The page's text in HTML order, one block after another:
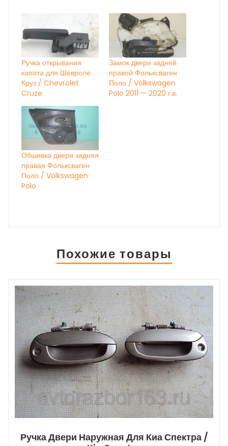
Ручка открывания
капота для Шевроле
Круз / Chevrolet
Cruze
Замок двери задней
правой Фольксваген
Поло / Volkswagen
Polo 2011 — 2020 г.в.
Обшивка двери задняя
правая Фольксваген
Поло / Volkswagen
Polo
Похожие товары
Ручка Двери Наружная Для Киа Спектра /